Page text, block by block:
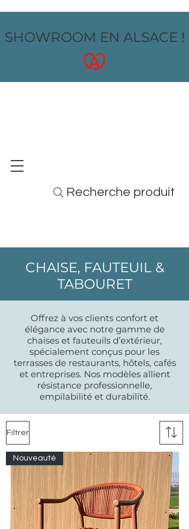
SHOWROOM EN ALSACE !
Recherche produit
CHAISE, FAUTEUIL &
TABOURET
Offrez à vos clients confort et
élégance avec notre gamme de
chaises et fauteuils d’extérieur,
spécialement conçus pour les
terrasses de restaurants, hôtels, cafés
et entreprises. Nos modèles allient
résistance professionnelle,
empilabilité et durabilité.
Filtrer
Nouveauté